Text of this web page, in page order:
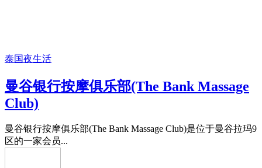
泰国夜生活
曼谷银行按摩俱乐部(The Bank Massage
Club)
曼谷银行按摩俱乐部(The Bank Massage Club)是位于曼谷拉玛9
区的一家会员...